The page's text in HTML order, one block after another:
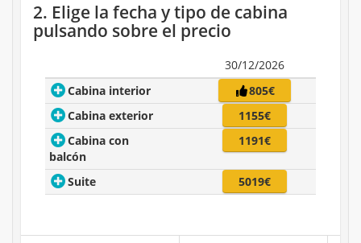
2. Elige la fecha y tipo de cabina
pulsando sobre el precio
30/12/2026
Cabina interior
805€
Cabina exterior
1155€
Cabina con
balcón
1191€
Suite 5019€